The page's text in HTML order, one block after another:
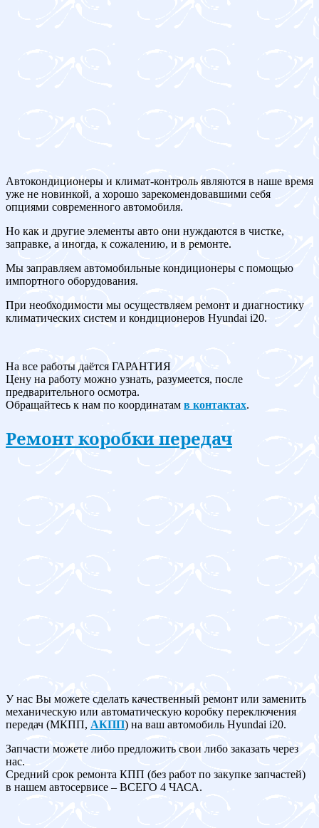
Автокондиционеры и климат-контроль являются в наше время
уже не новинкой, а хорошо зарекомендовавшими себя
опциями современного автомобиля.
Но как и другие элементы авто они нуждаются в чистке,
заправке, а иногда, к сожалению, и в ремонте.
Мы заправляем автомобильные кондиционеры с помощью
импортного оборудования.
При необходимости мы осуществляем ремонт и диагностику
климатических систем и кондиционеров Hyundai i20.
На все работы даётся ГАРАНТИЯ
Цену на работу можно узнать, разумеется, после
предварительного осмотра.
Обращайтесь к нам по координатам в контактах.
Ремонт коробки передач
У нас Вы можете сделать качественный ремонт или заменить
механическую или автоматическую коробку переключения
передач (МКПП, АКПП) на ваш автомобиль Hyundai i20.
Запчасти можете либо предложить свои либо заказать через
нас.
Средний срок ремонта КПП (без работ по закупке запчастей)
в нашем автосервисе – ВСЕГО 4 ЧАСА.